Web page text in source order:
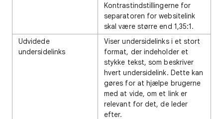
Kontrastindstillingerne for
separatoren for websitelink
skal være større end 1,35:1.
Udvidede
undersidelinks
Viser undersidelinks i et stort
format, der indeholder et
stykke tekst, som beskriver
hvert undersidelink. Dette kan
gøres for at hjælpe brugerne
med at vide, om et link er
relevant for det, de leder
efter.